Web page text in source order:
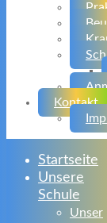
Kontakt
Startseite
Unsere
Schule
Unser